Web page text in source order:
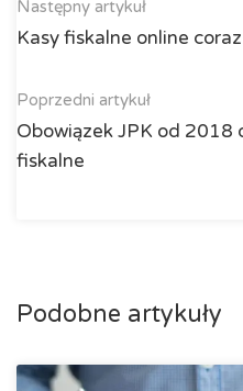
Następny artykuł
Kasy fiskalne online
Poprzedni artykuł
Obowiązek JPK od 2018
fiskalne
Podobne artykuły